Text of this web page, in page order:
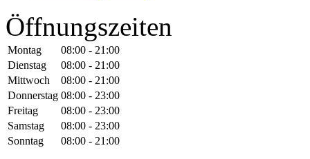
Öffnungszeiten
Montag
08:00 - 21:00
Dienstag
08:00 - 21:00
Mittwoch
08:00 - 21:00
Donnerstag 08:00 - 23:00
Freitag
08:00 - 23:00
Samstag
08:00 - 23:00
Sonntag
08:00 - 21:00